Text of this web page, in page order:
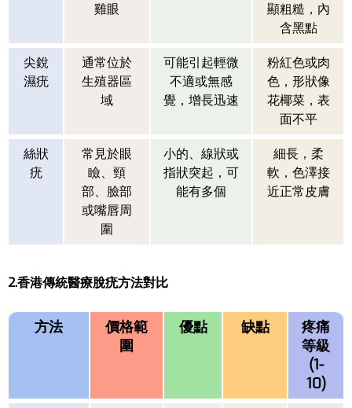
雞眼
顯粗糙，內
含黑點
尖銳
濕疣
通常位於
生殖器區
域
可能引起輕微
不適或無感
覺，增長迅速
粉紅色或肉
色，形狀像
花椰菜，表
面不平
絲狀
疣
常見於眼
瞼、頸
部、臉部
或嘴唇周
圍
小的、線狀或
指狀突起，可
能有多個
細長，柔
軟，色澤接
近正常皮膚
2.香港傳統醫療脫疣方法對比
方法
價格範
圍
優點 缺點
疼痛
等級
(1-
10)